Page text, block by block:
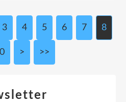
3 4 5 6 7 8
> >>